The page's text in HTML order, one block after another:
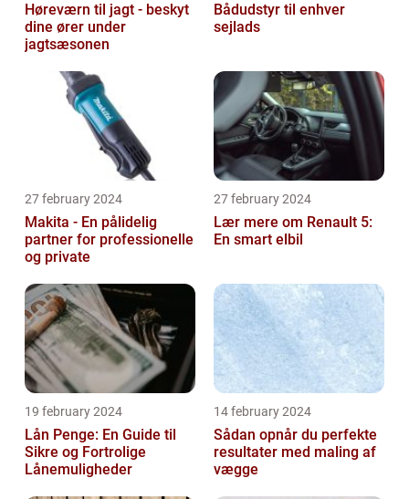
Høreværn til jagt - beskyt
dine ører under
jagtsæsonen
Bådudstyr til enhver
sejlads
27 february 2024
Makita - En pålidelig
partner for professionelle
og private
27 february 2024
Lær mere om Renault 5:
En smart elbil
19 february 2024
Lån Penge: En Guide til
Sikre og Fortrolige
Lånemuligheder
14 february 2024
Sådan opnår du perfekte
resultater med maling af
vægge